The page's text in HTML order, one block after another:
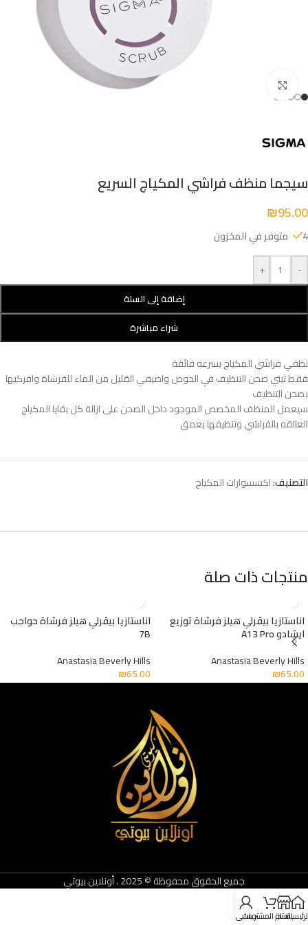
سيجما منظف فراشي المكياج السريع
₪95.00
4 متوفر في المخزون
-
+
إضافة إلى السلة
شراء مباشرة
نظفي فراشي المكياج بسرعه فائقة
فقط ثبتي صحن التنظيف في الحوض واضيفي القليل من الماء للفرشاة وافركيها
بصحن التنظيف
سيعمل المنظف المخصص الموجود داخل الصحن على ازالة كل بقايا المكياج
العالقه بالفراشي وتنظيفها بعمق
التصنيف:اكسسوارات المكياج
منتجات ذات صلة
اناستازيا بيڤرلي هيلز فرشاة توزيع
ايشادو A13 Pro
Anastasia Beverly Hills
₪65.00
اناستازيا بيڤرلي هيلز فرشاة حواجب
7B
Anastasia Beverly Hills
₪65.00
جميع الحقوق محفوظة © 2025 . أونلاين بيوتي
المتجر
سلة المشتريات
حسابي